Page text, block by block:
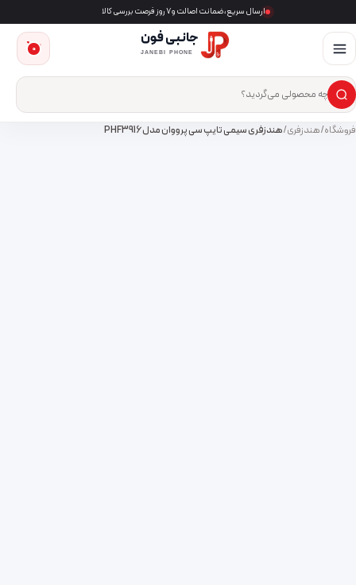
ارسال سریع، ضمانت اصالت و ۷ روز فرصت بررسی کالا
جانبی فون
JANEBI PHONE
جست‌وجوی محصول
×
0
فروشگاه/هندزفری/هندزفری سیمی تایپ سی پرووان مدل PHF3916